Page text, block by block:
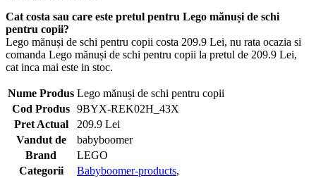
Cat costa sau care este pretul pentru Lego mănuși de schi
pentru copii?
Lego mănuși de schi pentru copii costa 209.9 Lei, nu rata ocazia si
comanda Lego mănuși de schi pentru copii la pretul de 209.9 Lei,
cat inca mai este in stoc.
Nume Produs Lego mănuși de schi pentru copii
Cod Produs 9BYX-REK02H_43X
Pret Actual
209.9 Lei
Vandut de
babyboomer
Brand
LEGO
Categorii
Babyboomer-products,